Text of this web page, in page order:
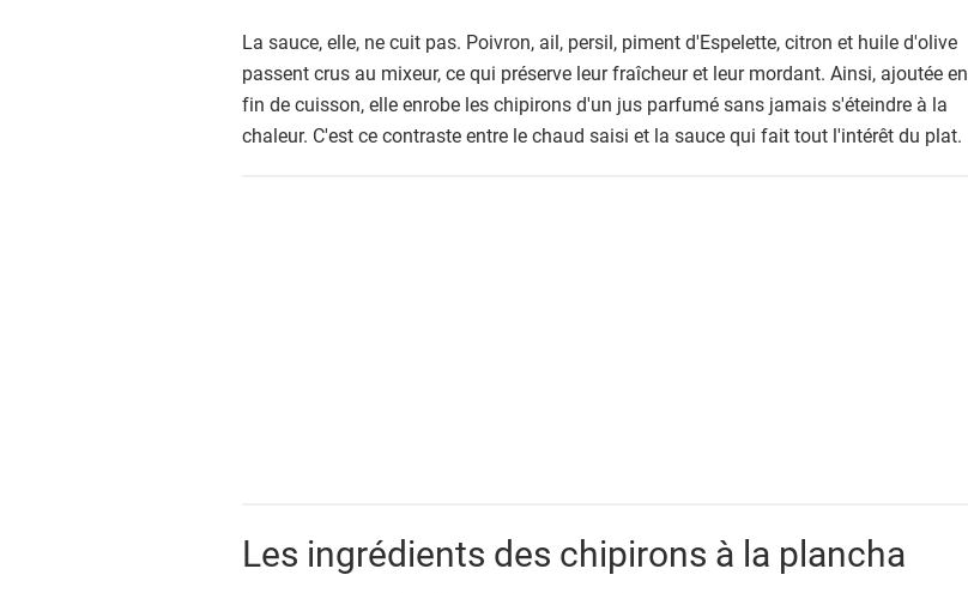
La sauce, elle, ne cuit pas. Poivron, ail, persil, piment d'Espelette, citron et huile d'olive
passent crus au mixeur, ce qui préserve leur fraîcheur et leur mordant. Ainsi, ajoutée en
fin de cuisson, elle enrobe les chipirons d'un jus parfumé sans jamais s'éteindre à la
chaleur. C'est ce contraste entre le chaud saisi et la sauce qui fait tout l'intérêt du plat.
Les ingrédients des chipirons à la plancha